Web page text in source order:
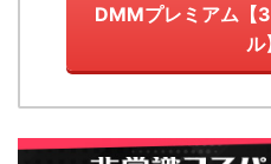
DMMプレミアム【
ル】